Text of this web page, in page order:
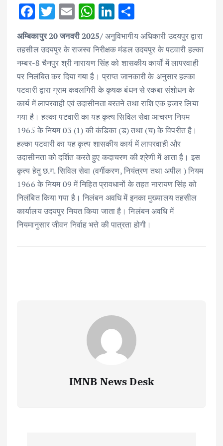
F
e
b
o
o
k
T
it
te
r
E
m
ai
l
W
h
at
s
A
p
p
Li
n
k
e
dI
n
ar
e
अम्बिकापुर 20 जनवरी 2025/अनुविभागीय अधिकारी उदयपुर द्वारा
तहसील उदयपुर के राजस्व निरीक्षक मंडल उदयपुर के पटवारी हल्का
नम्बर-8 चैनपुर श्री नारायण सिंह को शासकीय कार्यों में लापरवाही
पर निलंबित कर दिया गया है। प्राप्त जानकारी के अनुसार हल्का
पटवारी द्वारा ग्राम कवलगिरी के कृषक बंधन से रकबा संशोधन के
कार्य में लापरवाही एवं उदासीनता बरतने तथा राशि एक हजार लिया
गया है। हल्का पटवारी का यह कृत्य सिविल सेवा आचरण नियम
1965 के नियम 03 (1) की कंडिका (ड) तथा (च) के विपरीत है।
हल्का पटवारी का यह कृत्य शासकीय कार्य में लापरवाही और
उदासीनता को दर्शित करते हुए कदाचरण की श्रेणी में आता है। इस
कृत्य हेतु छ.ग. सिविल सेवा (वर्गीकरण, नियंत्रण तथा अपील ) नियम
1966 के नियम 09 में निहित प्रावधानों के तहत नारायण सिंह को
निलंबित किया गया है। निलंबन अवधि में इनका मुख्यालय तहसील
कार्यालय उदयपुर नियत किया जाता है। निलंबन अवधि में
नियमानुसार जीवन निर्वाह भत्ते की पात्रता होगी।
IMNB News Desk